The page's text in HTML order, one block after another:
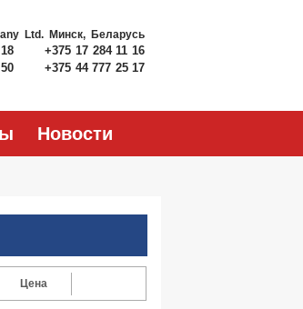
Ltd. Минск, Беларусь
+375 17 284 11 16
+375 44 777 25 17
Новости
Цена